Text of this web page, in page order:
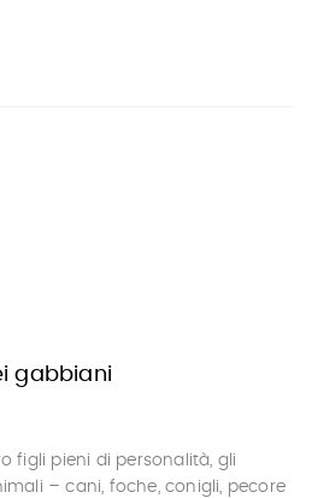
gabbiani
figli pieni di personalità, gli
– cani, foche, conigli, pecore